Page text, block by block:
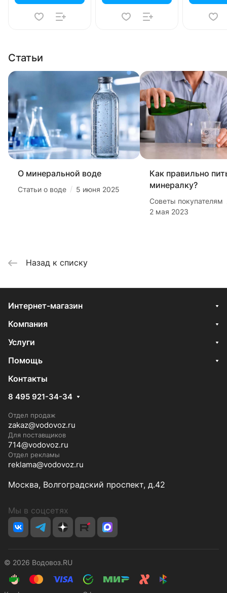
Статьи
О минеральной воде
Статьи о воде / 5 июня 2025
Как правильно
минералку?
Советы покупателям
2 мая 2023
Назад к списку
Интернет-магазин
Компания
Услуги
Помощь
Контакты
8 495 921-34-34
Отдел продаж
zakaz@vodovoz.ru
Для поставщиков
714@vodovoz.ru
Отдел рекламы
reklama@vodovoz.ru
Москва, Волгоградский проспект, д.42
Мы в соцсетях
© 2026 Водовоз.RU